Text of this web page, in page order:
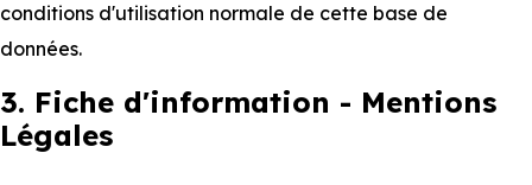
conditions d'utilisation normale de cette base de
données.
3. Fiche d'information - Mentions
Légales